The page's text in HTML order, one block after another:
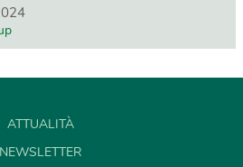
ATTUALITÀ
NEWSLETTER